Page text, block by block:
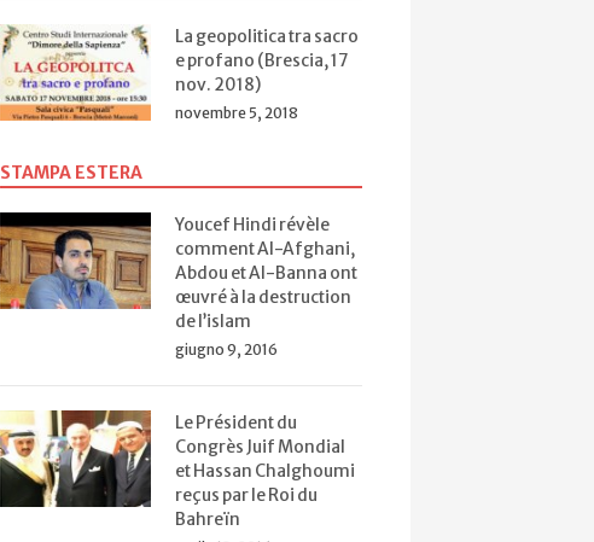
La geopolitica tra sacro
e profano (Brescia, 17
nov. 2018)
novembre 5, 2018
STAMPA ESTERA
Youcef Hindi révèle
comment Al-Afghani,
Abdou et Al-Banna ont
œuvré à la destruction
de l’islam
giugno 9, 2016
Le Président du
Congrès Juif Mondial
et Hassan Chalghoumi
reçus par le Roi du
Bahreïn